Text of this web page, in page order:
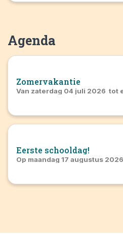
Agenda
Zomervakantie
Van zaterdag 04 juli 2026 tot
Eerste schooldag!
Op maandag 17 augustus 2026